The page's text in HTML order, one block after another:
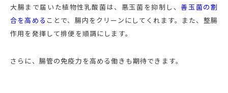
大腸まで届いた植物性乳酸菌は、悪玉菌を抑制し、善玉菌の割
合を高める ことで、腸内をクリーンにしてくれます。また、整腸
作用を発揮して排便を順調にします。
さらに、腸管の免疫力を高める働きも期待できます。